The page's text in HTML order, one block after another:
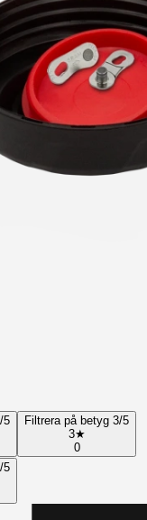
5
Filtrera på betyg 3/5
3★
0
5